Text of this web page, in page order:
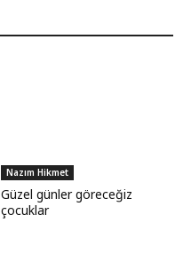
Nazım Hikmet
Güzel günler göreceğiz
çocuklar